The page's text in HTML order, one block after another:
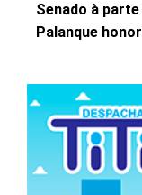
Senado à parte
Palanque